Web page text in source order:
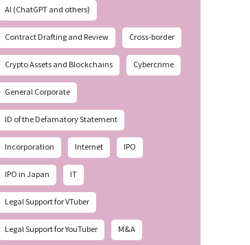
AI (ChatGPT and others)
Contract Drafting and Review Cross-border
Crypto Assets and Blockchains Cybercrime
General Corporate
ID of the Defamatory Statement
Incorporation Internet IPO
IPO in Japan IT
Legal Support for VTuber
Legal Support for YouTuber M&A